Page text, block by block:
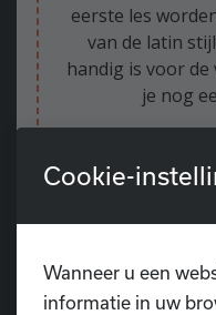
eerste les
van de latin
handig is voor de
je nog
te verrijken en
voor onze Latin
nooit
Cookie-
Wanneer u een
informatie in uw